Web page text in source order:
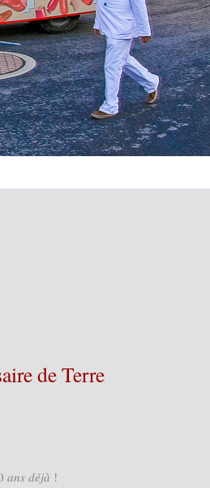
de Terre
𝑎𝑛𝑠 𝑑𝑒́𝑗𝑎̀ !